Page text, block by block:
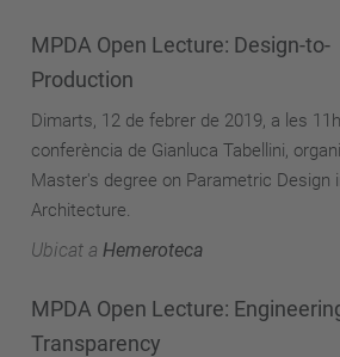
MPDA Open Lecture: Design-to-
Production
Dimarts, 12 de febrer de 2019, a les
conferència de Gianluca Tabellini,
Master's degree on Parametric Design
Architecture.
Ubicat a Hemeroteca
MPDA Open Lecture:
Transparency